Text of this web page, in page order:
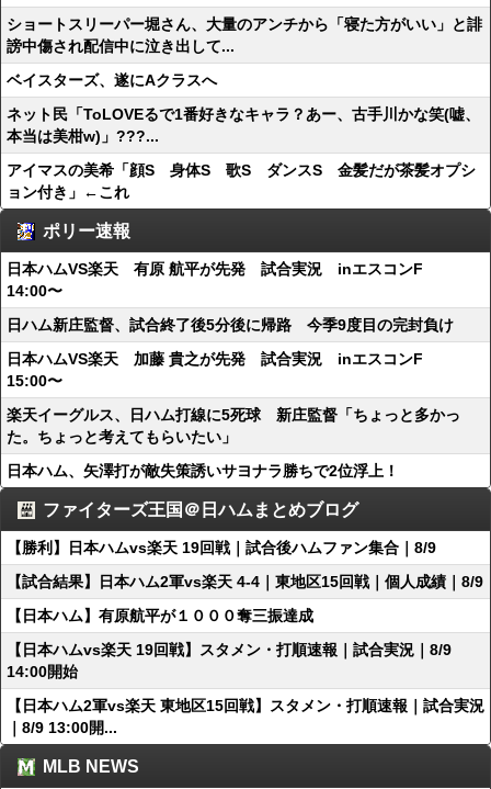
ショートスリーパー堀さん、大量のアンチから「寝た方がいい」と誹
謗中傷され配信中に泣き出して...
ベイスターズ、遂にAクラスへ
ネット民「ToLOVEるで1番好きなキャラ？あー、古手川かな笑(嘘、
本当は美柑w)」???...
アイマスの美希「顔S 身体S 歌S ダンスS 金髪だが茶髪オプシ
ョン付き」←これ
ポリー速報
日本ハムVS楽天 有原 航平が先発 試合実況 inエスコンF
14:00〜
日ハム新庄監督、試合終了後5分後に帰路 今季9度目の完封負け
日本ハムVS楽天 加藤 貴之が先発 試合実況 inエスコンF
15:00〜
楽天イーグルス、日ハム打線に5死球 新庄監督「ちょっと多かっ
た。ちょっと考えてもらいたい」
日本ハム、矢澤打が敵失策誘いサヨナラ勝ちで2位浮上！
ファイターズ王国＠日ハムまとめブログ
【勝利】日本ハムvs楽天 19回戦｜試合後ハムファン集合｜8/9
【試合結果】日本ハム2軍vs楽天 4-4｜東地区15回戦｜個人成績｜8/9
【日本ハム】有原航平が１０００奪三振達成
【日本ハムvs楽天 19回戦】スタメン・打順速報｜試合実況｜8/9
14:00開始
【日本ハム2軍vs楽天 東地区15回戦】スタメン・打順速報｜試合実況
｜8/9 13:00開...
MLB NEWS